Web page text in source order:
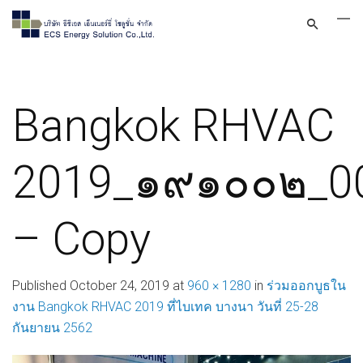
Bangkok RHVAC
2019_๑๙๑๐๐๒
– Copy
Published October 24, 2019 at 960 × 1280 in ร่วมออกบูธใน
งาน Bangkok RHVAC 2019 ที่ไบเทค บางนา วันที่ 25-28
กันยายน 2562